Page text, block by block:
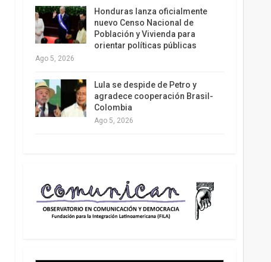
Honduras lanza oficialmente
nuevo Censo Nacional de
Población y Vivienda para
orientar políticas públicas
Ago 5, 2026
Lula se despide de Petro y
agradece cooperación Brasil-
Colombia
Ago 5, 2026